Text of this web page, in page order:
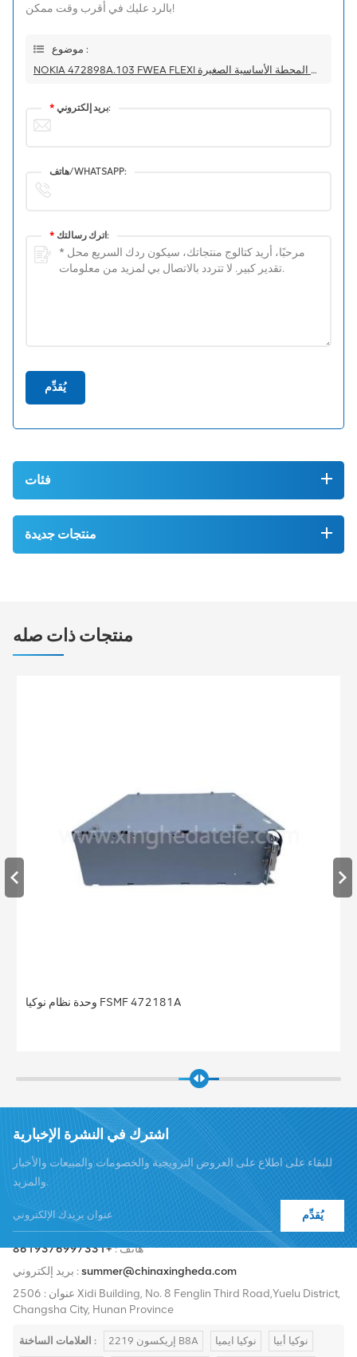
بالرد عليك في أقرب وقت ممكن!
موضوع :
NOKIA 472898A.103 FWEA FLEXI معدات المحطة الأساسية الصغيرة
* بريد إلكتروني:
هاتف/WHATSAPP:
* اترك رسالتك:
يُقدِّم
فئات
منتجات جديدة
منتجات ذات صله
وحدة نظام نوكيا FSMF 472181A
اشترك في النشرة الإخبارية
للبقاء على اطلاع على العروض الترويجية والخصومات والمبيعات والأخبار
والمزيد.
يُقدِّم
هاتف :+8619376997331
بريد إلكتروني :summer@chinaxingheda.com
عنوان : 2506 Xidi Building, No. 8 Fenglin Third Road,Yuelu District,
Changsha City, Hunan Province
العلامات الساخنة : إريكسون 2219 B8A نوكيا ايميا نوكيا أبيا